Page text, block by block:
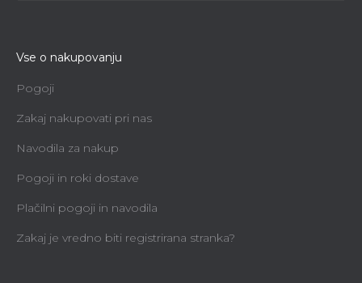
Vse o nakupovanju
Pogoji
Zakaj nakupovati pri nas
Navodila za nakup
Pogoji in roki dostave
Plačilni pogoji in navodila
Zakaj je vredno biti registrirana stranka?